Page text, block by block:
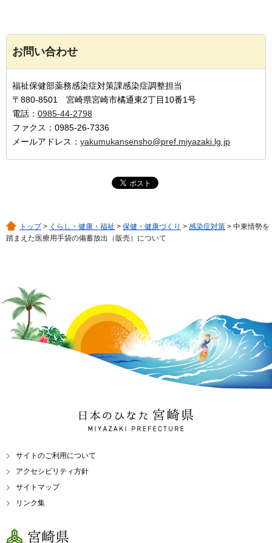
お問い合わせ
福祉保健部薬務感染症対策課感染症調整担当
〒880-8501 宮崎県宮崎市橘通東2丁目10番1号
電話： 0985-44-2798
ファクス：0985-26-7336
メールアドレス： yakumukansensho@pref.miyazaki.lg.jp
トップ> くらし・健康・福祉 > 保健・健康づくり > 感染症対策 > 中東情勢を
踏まえた医療用手袋の備蓄放出（販売）について
日本のひなた 宮崎県
MIYAZAKI PREFECTURE
サイトのご利用について
アクセシビリティ方針
サイトマップ
リンク集
宮崎県